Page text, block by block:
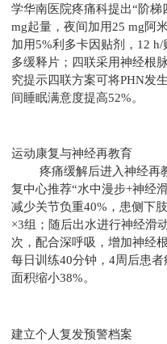
学华南医院疼痛科提出“阶
mg起量，夜间加用25 mg阿
加用5%利多卡因贴剂，12
多缓释片；四联采用神经根
究提示四联方案可将PHN发
间睡眠满意度提高52%。
运动康复与神经再教育
疼痛缓解后进入神经再
复中心推荐“水中漫步+神经
减少关节负重40%，患侧下
×3组；随后出水进行神经滑
次，配合深呼吸，增加神经
每日训练40分钟，4周后患
面积缩小38%。
建立个人复发预警档案